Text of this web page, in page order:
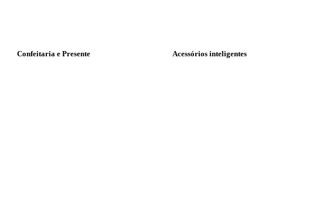
Confeitaria e Presente Acessórios inteligentes